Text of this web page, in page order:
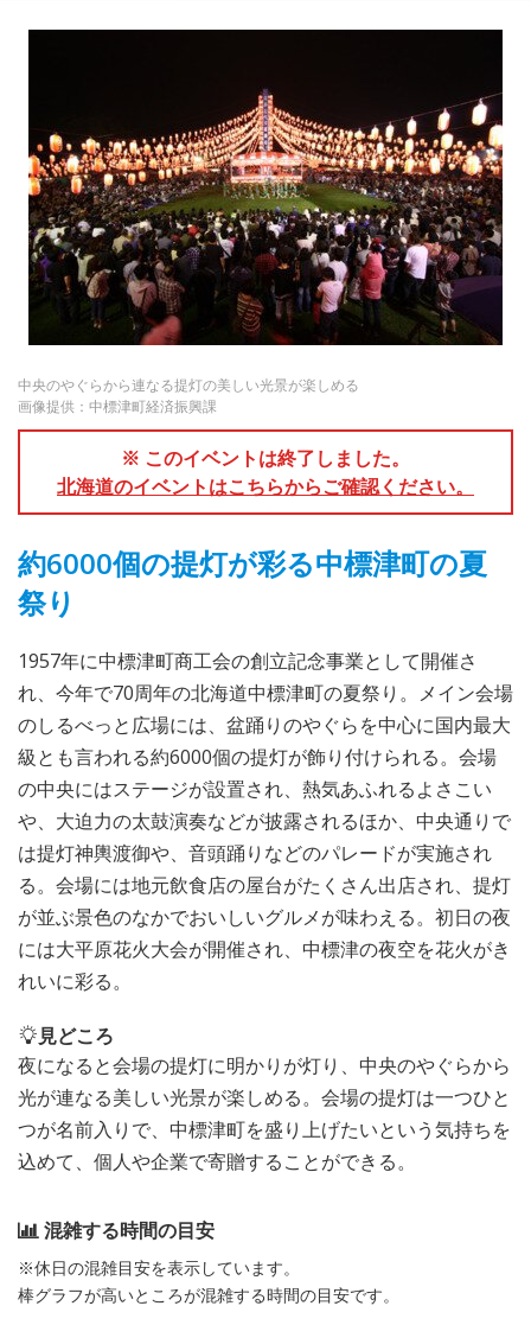
中央のやぐらから連なる提灯の美しい光景が楽しめる
画像提供：中標津町経済振興課
※ このイベントは終了しました。
北海道のイベントはこちらからご確認ください。
約6000個の提灯が彩る中標津町の夏
祭り
1957年に中標津町商工会の創立記念事業として開催さ
れ、今年で70周年の北海道中標津町の夏祭り。メイン会場
のしるべっと広場には、盆踊りのやぐらを中心に国内最大
級とも言われる約6000個の提灯が飾り付けられる。会場
の中央にはステージが設置され、熱気あふれるよさこい
や、大迫力の太鼓演奏などが披露されるほか、中央通りで
は提灯神輿渡御や、音頭踊りなどのパレードが実施され
る。会場には地元飲食店の屋台がたくさん出店され、提灯
が並ぶ景色のなかでおいしいグルメが味わえる。初日の夜
には大平原花火大会が開催され、中標津の夜空を花火がき
れいに彩る。
見どころ
夜になると会場の提灯に明かりが灯り、中央のやぐらから
光が連なる美しい光景が楽しめる。会場の提灯は一つひと
つが名前入りで、中標津町を盛り上げたいという気持ちを
込めて、個人や企業で寄贈することができる。
混雑する時間の目安
※休日の混雑目安を表示しています。
棒グラフが高いところが混雑する時間の目安です。